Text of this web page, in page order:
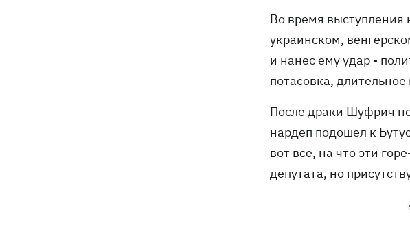
Во время выступления
украинском,
и нанес ему удар -
потасовка,
После драки Шуфрич
нардеп подошел к
вот все, на что эти
депутата, но